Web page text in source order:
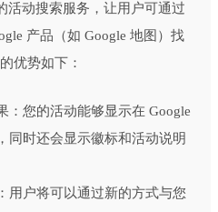
活动搜索服务，让用户可通过
产品（如 Google 地图）找
优势如下：
：您的活动能够显示在 Google
同时还会显示徽标和活动说明
用户将可以通过新的方式与您